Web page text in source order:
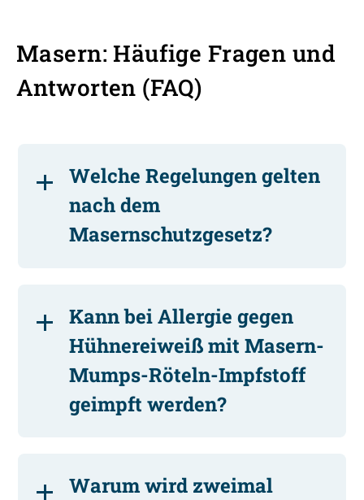
Masern: Häufige Fragen und
Antworten (FAQ)
Welche Regelungen gelten
nach dem
Masernschutzgesetz?
Kann bei Allergie gegen
Hühnereiweiß mit Masern-
Mumps-Röteln-Impfstoff
geimpft werden?
Warum wird zweimal